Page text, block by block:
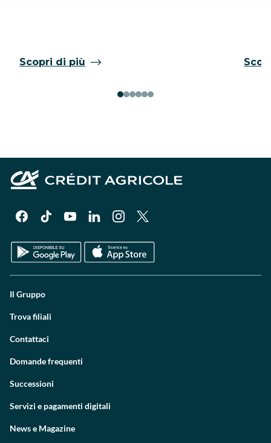
Scopri di più
Il Gruppo
Trova filiali
Contattaci
Domande frequenti
Successioni
Servizi e pagamenti digitali
News e Magazine